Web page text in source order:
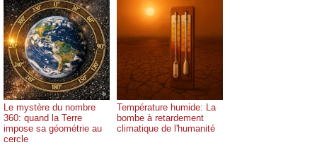
Le mystère du nombre
360: quand la Terre
impose sa géométrie au
cercle
Température humide: La
bombe à retardement
climatique de l'humanité